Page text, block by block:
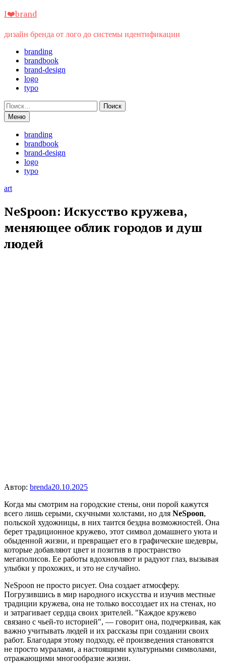
Перейти
содержимому
I❤️brand
дизайн бренда от лого до системы идентификации
branding
brandbook
brand-design
logo
typo
Найти:
Меню
branding
brandbook
brand-design
logo
typo
art
NeSpoon: Искусство кружева,
меняющее облик городов и душ
людей
Автор: brenda20.10.2025
Когда мы смотрим на городские стены, они порой кажутся
всего лишь серыми, скучными холстами, но для NeSpoon,
польской художницы, в них таится бездна возможностей. Она
берет традиционное кружево, этот символ домашнего уюта и
обыденной жизни, и превращает его в графические шедевры,
которые добавляют цвет и позитив в пространство
мегаполисов. Ее работы вдохновляют и радуют глаз, вызывая
улыбки у прохожих, и это не случайно.
NeSpoon не просто рисует. Она создает атмосферу.
Погрузившись в мир народного искусства и изучив местные
традиции кружева, она не только воссоздает их на стенах, но
и затрагивает сердца своих зрителей. "Каждое кружево
связано с чьей-то историей", — говорит она, подчеркивая, как
важно учитывать людей и их рассказы при создании своих
работ. Благодаря этому подходу, её произведения становятся
не просто муралами, а настоящими культурными символами,
отражающими многообразие жизни.